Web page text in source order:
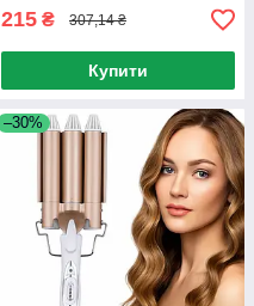
215 ₴ 307,14 ₴
Купити
–30%